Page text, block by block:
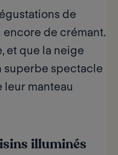
de
de crémant.
et que la neige
superbe spectacle
leur manteau
illuminés